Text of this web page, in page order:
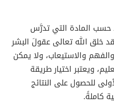
المادة التي تدرَّس
خلق الله تعالى عقولَ البشر
والاستيعاب، ولا يمكن
ويعتبر اختيار طريقة
للحصول على النتائج
كاملةً.